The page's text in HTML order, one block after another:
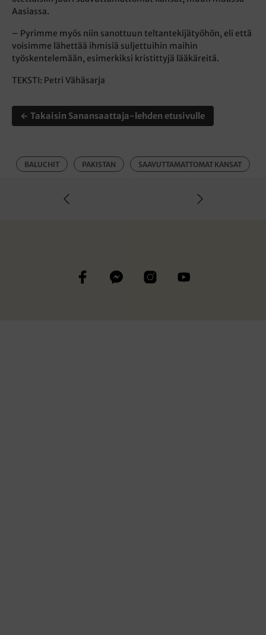
Aasiassa.
– Pyrimme myös niin sanottuun teltantekijätyöhön, eli että
voisimme lähettää ihmisiä suljettuihin maihin
työskentelemään, esimerkiksi kristittyjä lääkäreitä.
TEKSTI: Petri Vähäsarja
← Takaisin Sanansaattaja-lehden etusivulle
BALUCHIT PAKISTAN SAAVUTTAMATTOMAT KANSAT